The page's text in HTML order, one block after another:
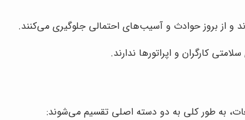
و از بروز حوادث و آسیب‌های احتمالی جلوگیری می‌کنند.
کارگران و اپراتورها ندارند.
به طور کلی به دو دسته اصلی تقسیم می‌شوند: